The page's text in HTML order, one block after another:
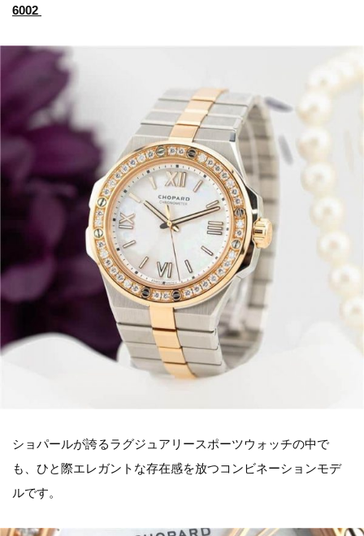
6002
ショパールが誇るラグジュアリースポーツウォッチの中で
も、ひと際エレガントな存在感を放つコンビネーションモデ
ルです。